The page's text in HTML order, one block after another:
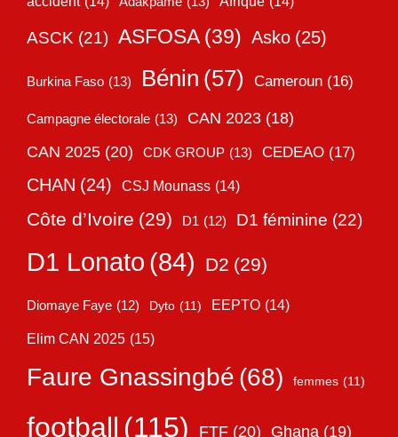
ASCK (21) ASFOSA (39) Asko (25)
Burkina Faso (13) Bénin (57) Cameroun (16)
Campagne électorale (13) CAN 2023 (18)
CAN 2025 (20) CDK GROUP (13) CEDEAO (17)
CHAN (24) CSJ Mounass (14)
Côte d’Ivoire (29) D1 (12) D1 féminine (22)
D1 Lonato (84) D2 (29)
Diomaye Faye (12) Dyto (11) EEPTO (14)
Elim CAN 2025 (15)
Faure Gnassingbé (68) femmes (11)
football (115) FTF (20) Ghana (19)